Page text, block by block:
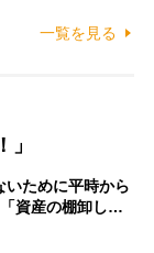
一覧を見る
いために平時から
資産の棚卸し…